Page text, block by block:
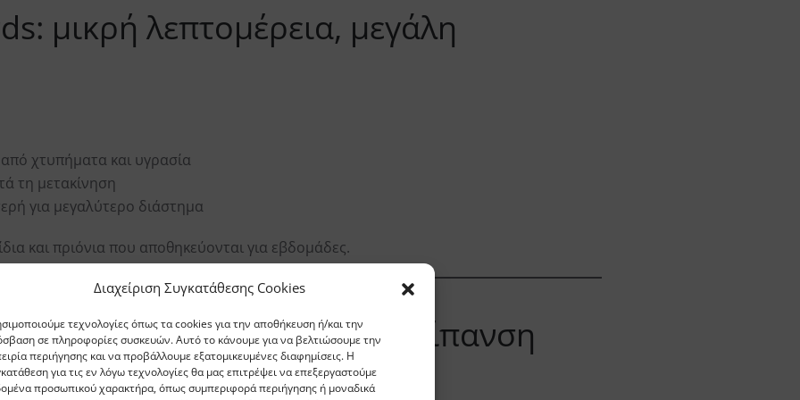
Διαχείριση Συγκατάθεσης Cookies
τεχνολογίες όπως τα cookies για την αποθήκευση ή/και την
σε πληροφορίες συσκευών. Αυτό το κάνουμε για να βελτιώσουμε την
περιήγησης και να προβάλλουμε εξατομικευμένες διαφημίσεις. Η
για τις εν λόγω τεχνολογίες θα μας επιτρέψει να επεξεργαστούμε
προσωπικού χαρακτήρα, όπως συμπεριφορά περιήγησης ή μοναδικά
μικρή λεπτομέρεια, μεγάλη
χτυπήματα και υγρασία
τη μετακίνηση
για μεγαλύτερο διάστημα
και πριόνια που αποθηκεύονται για εβδομάδες.
30 λεπτών: καθαρισμός & λίπανση
ρουτίνα: